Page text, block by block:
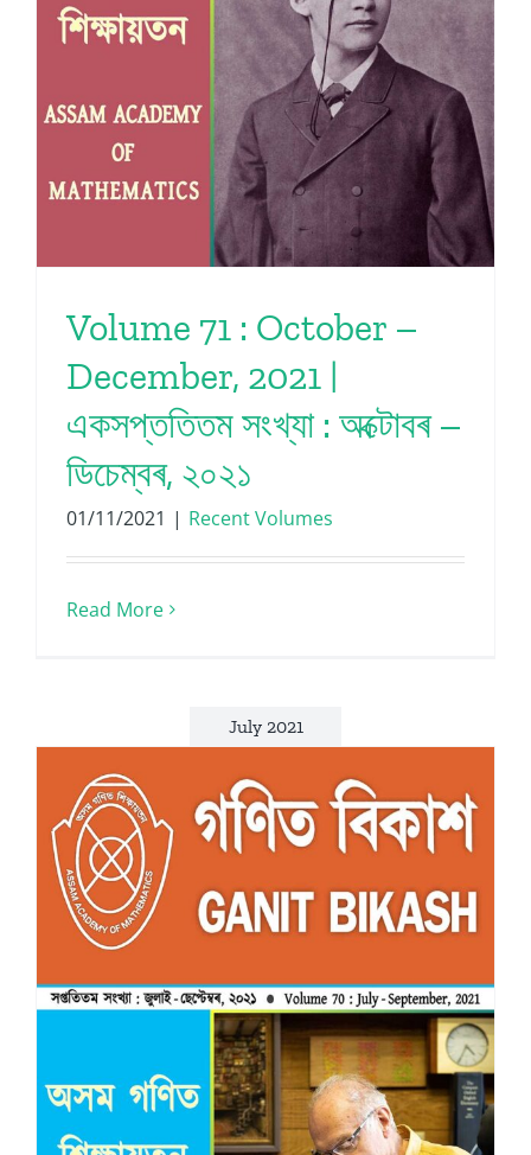
Volume 71 : October –
December, 2021 |
একসপ্ততিতম সংখ্যা : অক্টোবৰ –
ডিচেম্বৰ, ২০২১
01/11/2021 | Recent Volumes
Read More
July 2021